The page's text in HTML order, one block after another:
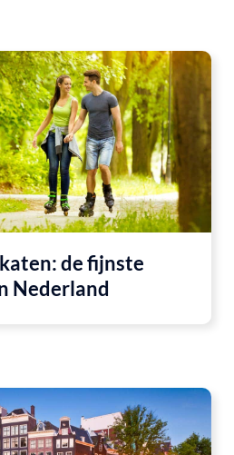
de fijnste
Nederland